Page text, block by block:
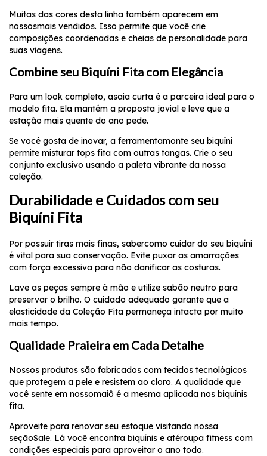
Muitas das cores desta linha também aparecem em
nossosmais vendidos. Isso permite que você crie
composições coordenadas e cheias de personalidade para
suas viagens.
Combine seu Biquíni Fita com Elegância
Para um look completo, asaia curta é a parceira ideal para o
modelo fita. Ela mantém a proposta jovial e leve que a
estação mais quente do ano pede.
Se você gosta de inovar, a ferramentamonte seu biquíni
permite misturar tops fita com outras tangas. Crie o seu
conjunto exclusivo usando a paleta vibrante da nossa
coleção.
Durabilidade e Cuidados com seu
Biquíni Fita
Por possuir tiras mais finas, sabercomo cuidar do seu biquíni
é vital para sua conservação. Evite puxar as amarrações
com força excessiva para não danificar as costuras.
Lave as peças sempre à mão e utilize sabão neutro para
preservar o brilho. O cuidado adequado garante que a
elasticidade da Coleção Fita permaneça intacta por muito
mais tempo.
Qualidade Praieira em Cada Detalhe
Nossos produtos são fabricados com tecidos tecnológicos
que protegem a pele e resistem ao cloro. A qualidade que
você sente em nossomaiô é a mesma aplicada nos biquínis
fita.
Aproveite para renovar seu estoque visitando nossa
seçãoSale. Lá você encontra biquínis e atéroupa fitness com
condições especiais para aproveitar o ano todo.